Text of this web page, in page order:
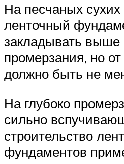
На песчаных сухих
ленточный
закладывать выше
промерзания, но
должно быть не
На глубоко
сильно
строительство
фундаментов